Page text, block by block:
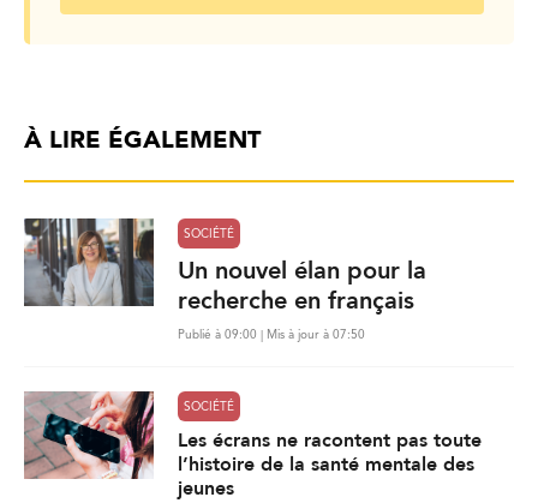
À LIRE ÉGALEMENT
SOCIÉTÉ
Un nouvel élan pour la
recherche en français
Publié à 09:00 | Mis à jour à 07:50
SOCIÉTÉ
Les écrans ne racontent pas toute
l’histoire de la santé mentale des
jeunes